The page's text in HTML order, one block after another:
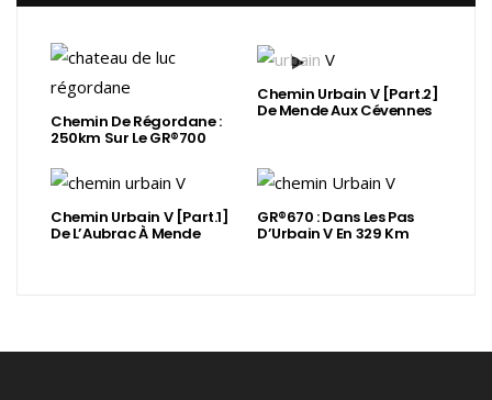
Chemin De Régordane :
250km Sur Le GR®700
Chemin Urbain V [Part.2]
De Mende Aux Cévennes
Chemin Urbain V [Part.1]
De L’Aubrac À Mende
GR®670 : Dans Les Pas
D’Urbain V En 329 Km